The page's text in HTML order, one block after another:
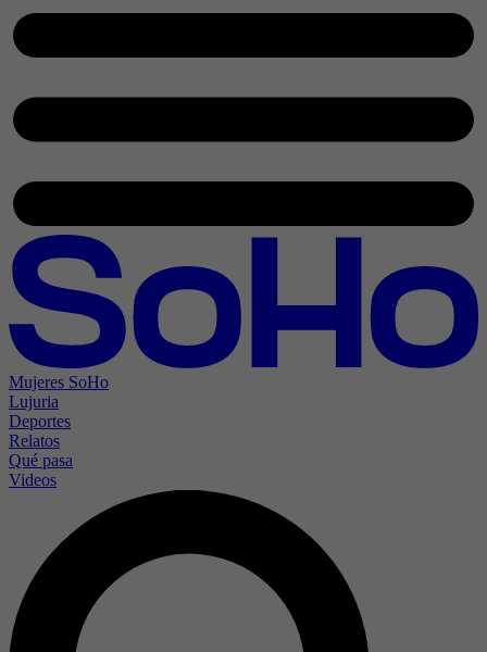
Mujeres SoHo
Lujuria
Deportes
Relatos
Qué pasa
Videos